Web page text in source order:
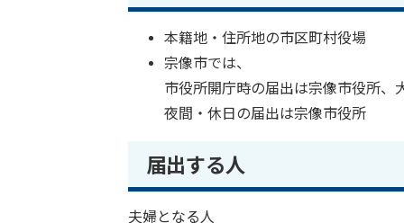
本籍地・住所地の市区町村役場
宗像市では、
市役所開庁時の届出は宗像市役所、
夜間・休日の届出は宗像市役所
届出する人
夫婦となる人